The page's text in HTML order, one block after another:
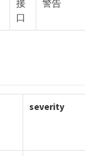
接
口
警告
severity